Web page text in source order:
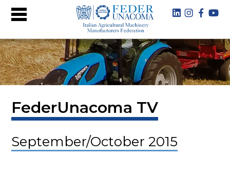
FederUnacoma TV
September/October 2015